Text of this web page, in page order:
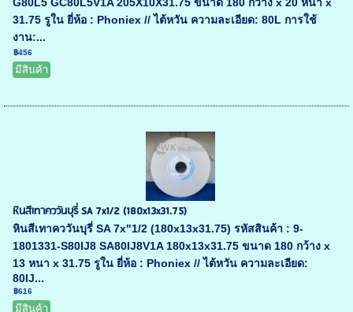
31.75 รูใน ยี่ห้อ : Phoniex // ไต้หวัน ความละเอียด: 80L การใช้
งาน:...
฿456
มีสินค้า
หินสีเทาคววันบุรี่ SA 7x1/2 (180x13x31.75)
หินสีเทาคววันบุรี่ SA 7x"1/2 (180x13x31.75) รหัสสินค้า : 9-
1801331-S80IJ8 SA80IJ8V1A 180x13x31.75 ขนาด 180 กว้าง x
13 หนา x 31.75 รูใน ยี่ห้อ : Phoniex // ไต้หวัน ความละเอียด:
80IJ...
฿616
มีสินค้า